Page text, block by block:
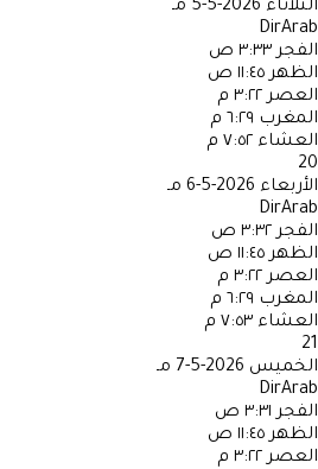
الثلاثاء 2026-5-5 مـ
DirArab
الفجر ٣:٣٣ ص
الظهر ١١:٤٥ ص
العصر ٣:٢٢ م
المغرب ٦:٢٩ م
العشاء ٧:٥٢ م
20
الأربعاء 2026-5-6 مـ
DirArab
الفجر ٣:٣٢ ص
الظهر ١١:٤٥ ص
العصر ٣:٢٢ م
المغرب ٦:٢٩ م
العشاء ٧:٥٣ م
21
الخميس 2026-5-7 مـ
DirArab
الفجر ٣:٣١ ص
الظهر ١١:٤٥ ص
العصر ٣:٢٢ م